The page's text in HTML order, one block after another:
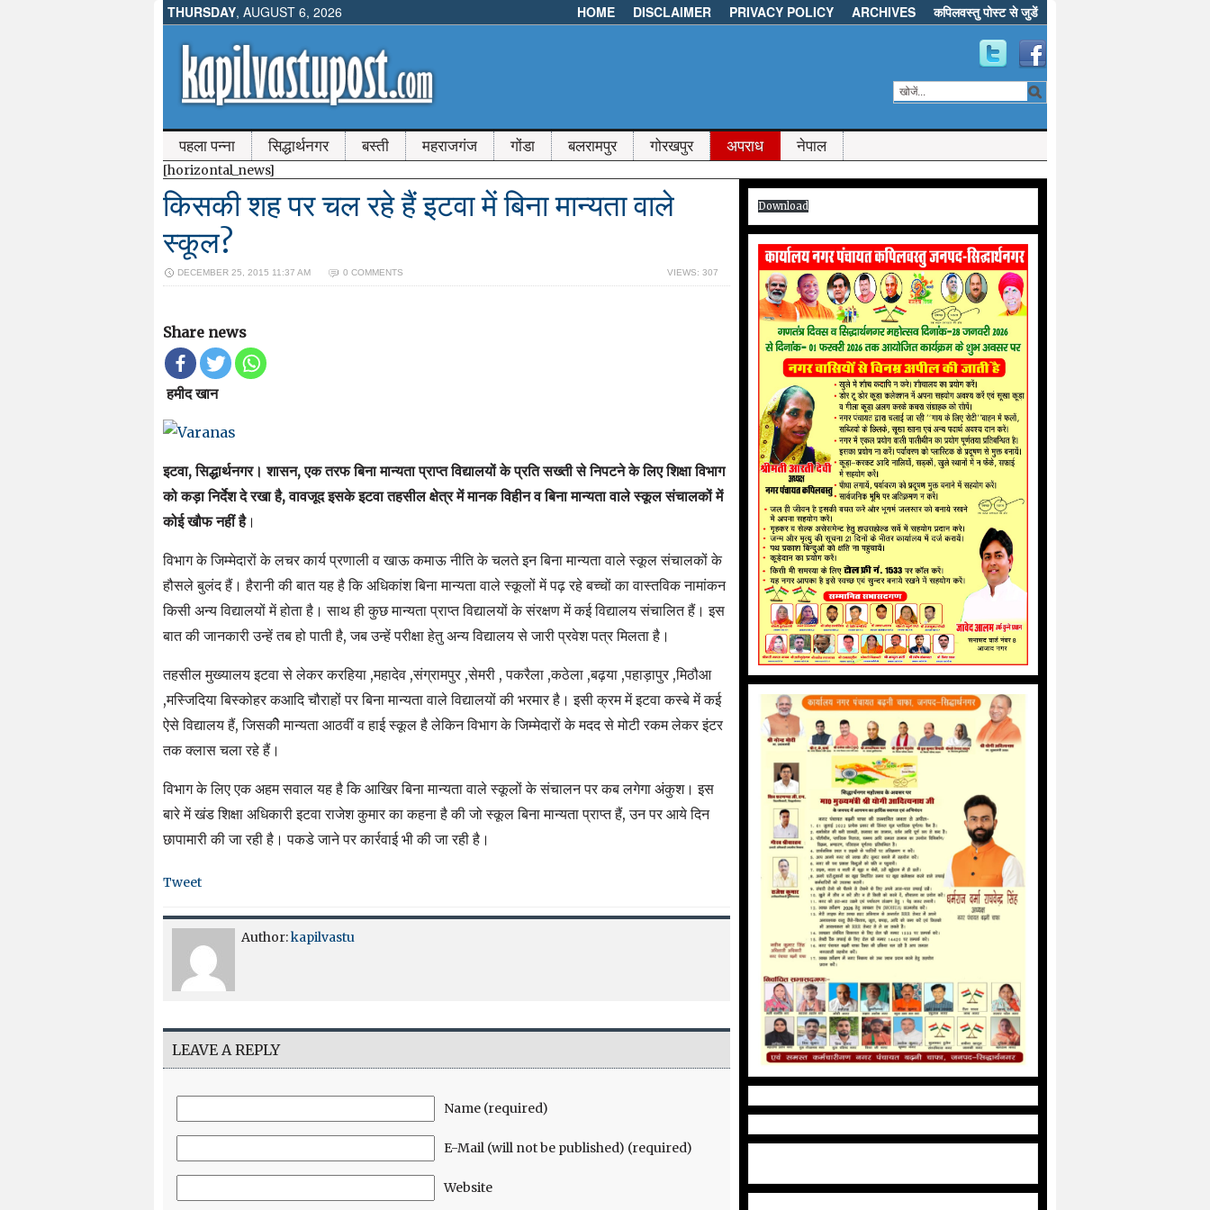
THURSDAY, AUGUST 6, 2026 HOME DISCLAIMER PRIVACY POLICY ARCHIVES कपिलवस्तु पोस्ट से जुडें
पहला पन्ना सिद्धार्थनगर बस्ती महराजगंज गोंडा बलरामपुर गोरखपुर अपराध नेपाल
[horizontal_news]
किसकी शह पर चल रहे हैं इटवा में बिना मान्यता वाले
स्कूल?
DECEMBER 25, 2015 11:37 AM 0 COMMENTS VIEWS: 307
Share news
हमीद खान
इटवा, सिद्धार्थनगर। शासन, एक तरफ बिना मान्यता प्राप्त विद्यालयों के प्रति सख्ती से निपटने के लिए शिक्षा विभाग
को कड़ा निर्देश दे रखा है, वावजूद इसके इटवा तहसील क्षेत्र में मानक विहीन व बिना मान्यता वाले स्कूल संचालकों में
कोई खौफ नहीं है।
विभाग के जिम्मेदारों के लचर कार्य प्रणाली व खाऊ कमाऊ नीति के चलते इन बिना मान्यता वाले स्कूल संचालकों के
हौसले बुलंद हैं। हैरानी की बात यह है कि अधिकांश बिना मान्यता वाले स्कूलों में पढ़ रहे बच्चों का वास्तविक नामांकन
किसी अन्य विद्यालयों में होता है। साथ ही कुछ मान्यता प्राप्त विद्यालयों के संरक्षण में कई विद्यालय संचालित हैं। इस
बात की जानकारी उन्हें तब हो पाती है, जब उन्हें परीक्षा हेतु अन्य विद्यालय से जारी प्रवेश पत्र मिलता है।
तहसील मुख्यालय इटवा से लेकर करहिया ,महादेव ,संग्रामपुर ,सेमरी , पकरैला ,कठेला ,बढ़या ,पहाड़ापुर ,मिठौआ
,मस्जिदिया बिस्कोहर कआदि चौराहों पर बिना मान्यता वाले विद्यालयों की भरमार है। इसी क्रम में इटवा कस्बे में कई
ऐसे विद्यालय हैं, जिसकीे मान्यता आठवीं व हाई स्कूल है लेकिन विभाग के जिम्मेदारों के मदद से मोटी रकम लेकर इंटर
तक क्लास चला रहे हैं।
विभाग के लिए एक अहम सवाल यह है कि आखिर बिना मान्यता वाले स्कूलों के संचालन पर कब लगेगा अंकुश। इस
बारे में खंड शिक्षा अधिकारी इटवा राजेश कुमार का कहना है की जो स्कूल बिना मान्यता प्राप्त हैं, उन पर आये दिन
छापामारी की जा रही है। पकडे जाने पर कार्रवाई भी की जा रही है।
Tweet
Author:kapilvastu
LEAVE A REPLY
Name (required)
E-Mail (will not be published) (required)
Website
Download